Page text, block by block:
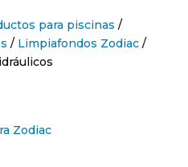
para piscinas /
/ Limpiafondos Zodiac/